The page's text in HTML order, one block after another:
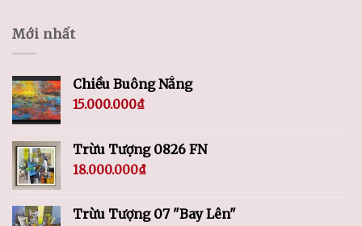
Mới nhất
Chiều Buông Nắng
15.000.000₫
Trừu Tượng 0826 FN
18.000.000₫
Trừu Tượng 07 "Bay Lên"